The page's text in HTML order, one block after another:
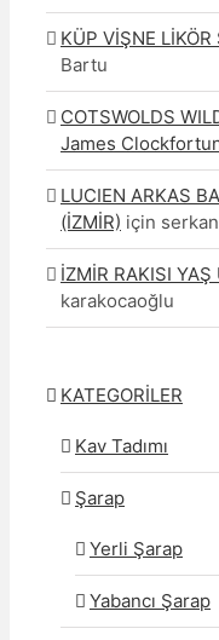
KÜP VİŞNE
Bartu
COTSWOLDS
James
LUCIEN ARKAS
(İZMİR) için serkan
İZMİR RAKISI
karakocaoğlu
KATEGORİLER
Kav Tadımı
Şarap
Yerli Şarap
Yabancı Şarap